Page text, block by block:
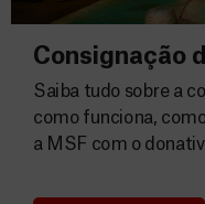
Consignação
Saiba tudo sobre a
como funciona,
a MSF com o